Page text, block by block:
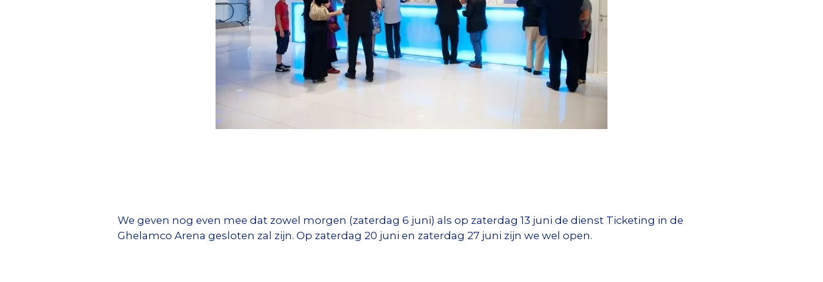
We geven nog even mee dat zowel morgen (zaterdag 6 juni) als op zaterdag 13 juni de dienst Ticketing in de
Ghelamco Arena gesloten zal zijn. Op zaterdag 20 juni en zaterdag 27 juni zijn we wel open.